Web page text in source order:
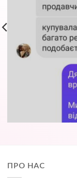
ПРО НАС